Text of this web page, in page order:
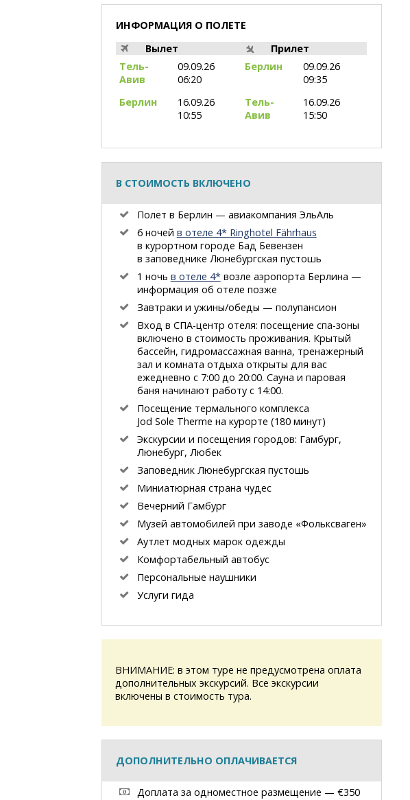
ИНФОРМАЦИЯ О ПОЛЕТЕ
Вылет
Тель-
Авив
09.09.26
06:20
Берлин
16.09.26
10:55
Прилет
Берлин
09.09.26
09:35
Тель-
Авив
16.09.26
15:50
В СТОИМОСТЬ ВКЛЮЧЕНО
Полет в Берлин — авиакомпания ЭльАль
6 ночей в отеле 4* Ringhotel Fährhaus
в курортном городе Бад Бевензен
в заповеднике Люнебургская пустошь
1 ночь в отеле 4*возле аэропорта Берлина —
информация об отеле позже
Завтраки и ужины/обеды — полупансион
Вход в СПА-центр отеля: посещение спа-зоны
включено в стоимость проживания. Крытый
бассейн, гидромассажная ванна, тренажерный
зал и комната отдыха открыты для вас
ежедневно с 7:00 до 20:00. Сауна и паровая
баня начинают работу с 14:00.
Посещение термального комплекса
Jod Sole Therme на курорте (180 минут)
Экскурсии и посещения городов: Гамбург,
Люнебург, Любек
Заповедник Люнебургская пустошь
Миниатюрная страна чудес
Вечерний Гамбург
Музей автомобилей при заводе «Фольксваген»
Аутлет модных марок одежды
Комфортабельный автобус
Персональные наушники
Услуги гида
ВНИМАНИЕ: в этом туре не предусмотрена оплата
дополнительных экскурсий. Все экскурсии
включены в стоимость тура.
ДОПОЛНИТЕЛЬНО ОПЛАЧИВАЕТСЯ
Доплата за одноместное размещение — €350